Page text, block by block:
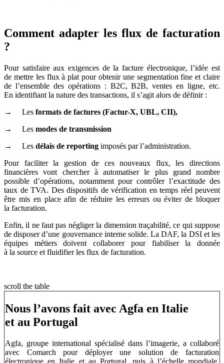
Comment adapter les flux de facturation
?
Pour satisfaire aux exigences de la facture électronique, l’idée est
de mettre les flux à plat pour obtenir une segmentation fine et claire
de l’ensemble des opérations : B2C, B2B, ventes en ligne, etc.
En identifiant la nature des transactions, il s’agit alors de définir :
→ Les formats de factures (Factur-X, UBL, CII),
→ Les modes de transmission
→ Les délais de reporting imposés par l’administration.
Pour faciliter la gestion de ces nouveaux flux, les directions
financières vont chercher à automatiser le plus grand nombre
possible d’opérations, notamment pour contrôler l’exactitude des
taux de TVA. Des dispositifs de vérification en temps réel peuvent
être mis en place afin de réduire les erreurs ou éviter de bloquer
la facturation.
Enfin, il ne faut pas négliger la dimension traçabilité, ce qui suppose
de disposer d’une gouvernance interne solide. La DAF, la DSI et les
équipes métiers doivent collaborer pour fiabiliser la donnée
à la source et fluidifier les flux de facturation.
scroll the table
Nous l’avons fait avec Agfa en Italie
et au Portugal
Agfa, groupe international spécialisé dans l’imagerie, a collaboré
avec Comarch pour déployer une solution de facturation
électronique en Italie et au Portugal, puis à l’échelle mondiale.